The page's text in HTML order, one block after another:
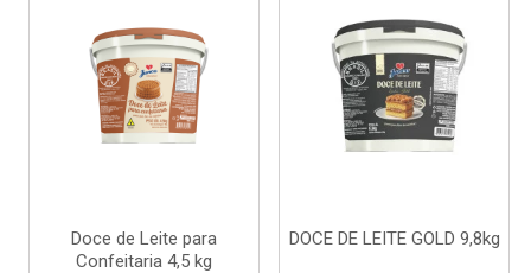
Doce de Leite para
Confeitaria 4,5 kg
DOCE DE LEITE GOLD 9,8kg